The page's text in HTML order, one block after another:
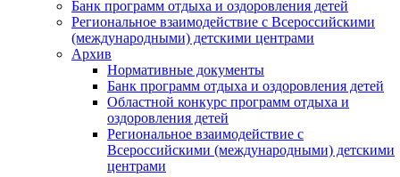
Банк программ отдыха и оздоровления детей
Региональное взаимодействие с Всероссийскими
(международными) детскими центрами
Архив
Нормативные документы
Банк программ отдыха и оздоровления детей
Областной конкурс программ отдыха и
оздоровления детей
Региональное взаимодействие с
Всероссийскими (международными) детскими
центрами